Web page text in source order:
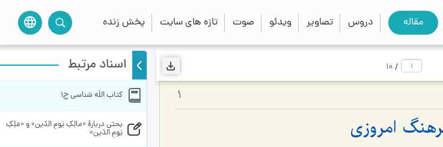
مقاله دروس تصاویر ویدئو صوت تازه های سایت پخش زنده language search
close
/
10
1
امروزى‌
اسناد مرتبط
کتاب اللَه شناسی ج1
یَومِ الدّین»